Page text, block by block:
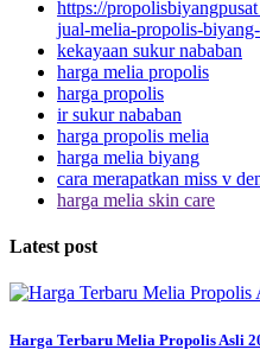
https://
jual-melia-propolis-
kekayaan sukur nababan
harga melia propolis
harga propolis
ir sukur nababan
harga propolis melia
harga melia biyang
cara merapatkan miss v
harga melia skin care
Latest post
Harga Terbaru Melia Propolis Asli